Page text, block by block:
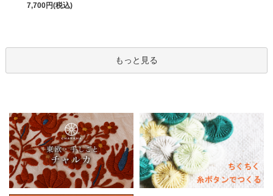
7,700円(税込)
もっと見る